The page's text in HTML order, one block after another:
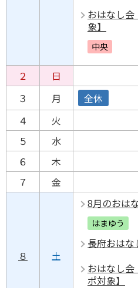
おはなし
象】
中央
２
日
３
月
全休
４
火
５
水
６
木
７
金
８ 土
8月のおは
はまゆう
長府おはな
おはなし会
ポ対象】